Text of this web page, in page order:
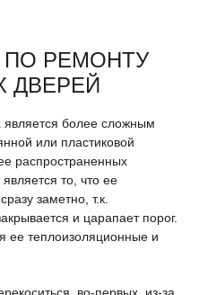
РЕМОНТУ
ДВЕРЕЙ
является более сложным
или пластиковой
распространенных
то, что ее
заметно, т.к.
и царапает порог.
ее теплоизоляционные и